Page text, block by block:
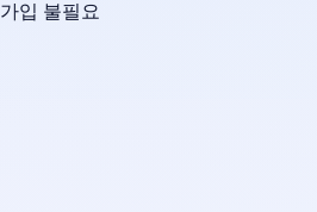
가입 불필요